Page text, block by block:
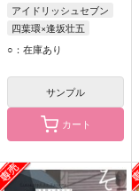
アイドリッシュセブン
四葉環×逢坂壮五
逢坂壮五
○：在庫あり
サンプル
カート